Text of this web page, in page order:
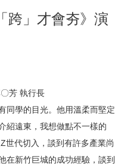
跨」才會夯》演
芳 執行長
同學的目光。他用溫柔而堅定
紹遠東，我想做點不一樣的
世代切入，談到有許多產業尚
在新竹巨城的成功經驗，談到